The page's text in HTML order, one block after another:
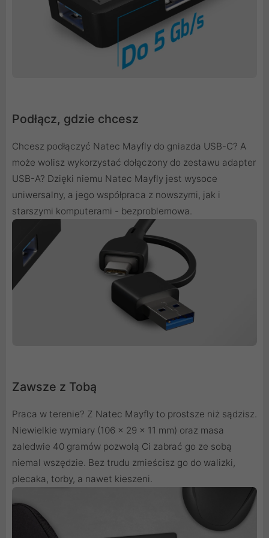
Podłącz, gdzie chcesz
Chcesz podłączyć Natec Mayfly do gniazda USB-C? A
może wolisz wykorzystać dołączony do zestawu adapter
USB-A? Dzięki niemu Natec Mayfly jest wysoce
uniwersalny, a jego współpraca z nowszymi, jak i
starszymi komputerami - bezproblemowa.
Zawsze z Tobą
Praca w terenie? Z Natec Mayfly to prostsze niż sądzisz.
Niewielkie wymiary (106 x 29 x 11 mm) oraz masa
zaledwie 40 gramów pozwolą Ci zabrać go ze sobą
niemal wszędzie. Bez trudu zmieścisz go do walizki,
plecaka, torby, a nawet kieszeni.